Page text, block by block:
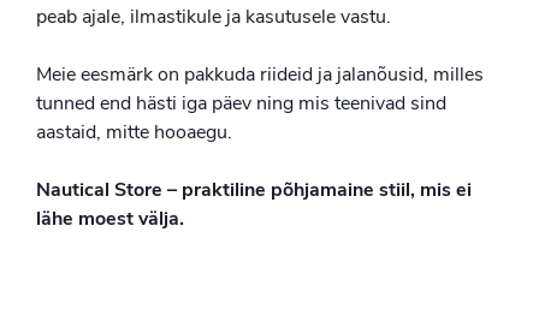
peab ajale, ilmastikule ja kasutusele vastu.
Meie eesmärk on pakkuda riideid ja jalanõusid, milles
tunned end hästi iga päev ning mis teenivad sind
aastaid, mitte hooaegu.
Nautical Store – praktiline põhjamaine stiil, mis ei
lähe moest välja.